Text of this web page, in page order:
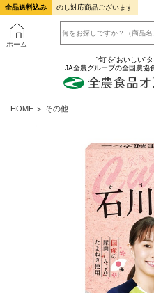
全品送料込み のし対応商品ございます
ホーム
”旬”を”おいしい”
JA全農グループの全国農協
HOME ＞ その他